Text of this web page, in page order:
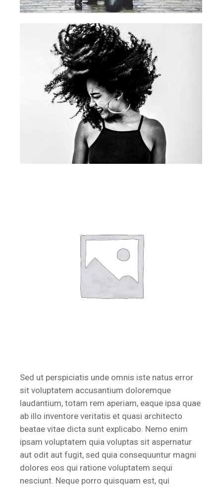
Sed ut perspiciatis unde omnis iste natus error
sit voluptatem accusantium doloremque
laudantium, totam rem aperiam, eaque ipsa quae
ab illo inventore veritatis et quasi architecto
beatae vitae dicta sunt explicabo. Nemo enim
ipsam voluptatem quia voluptas sit aspernatur
aut odit aut fugit, sed quia consequuntur magni
dolores eos qui ratione voluptatem sequi
nesciunt. Neque porro quisquam est, qui